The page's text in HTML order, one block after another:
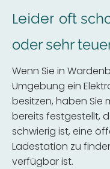
Leider oft
oder sehr
Wenn Sie in
Umgebung ein
besitzen, haben Sie
bereits festgestellt,
schwierig ist, eine
Ladestation zu
verfügbar ist.